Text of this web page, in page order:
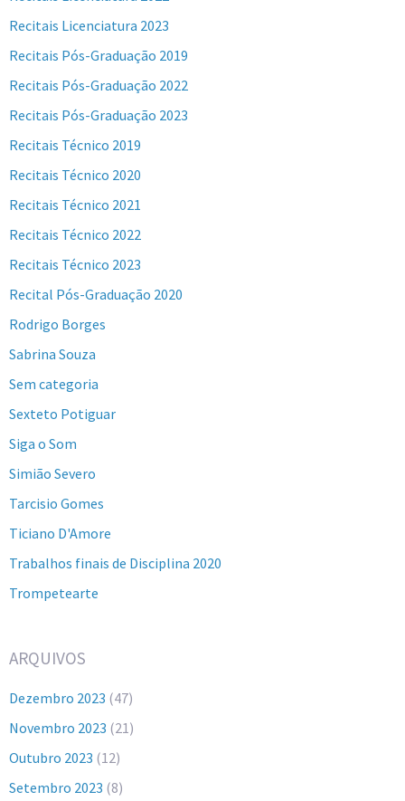
Recitais Licenciatura 2023
Recitais Pós-Graduação 2019
Recitais Pós-Graduação 2022
Recitais Pós-Graduação 2023
Recitais Técnico 2019
Recitais Técnico 2020
Recitais Técnico 2021
Recitais Técnico 2022
Recitais Técnico 2023
Recital Pós-Graduação 2020
Rodrigo Borges
Sabrina Souza
Sem categoria
Sexteto Potiguar
Siga o Som
Simião Severo
Tarcisio Gomes
Ticiano D'Amore
Trabalhos finais de Disciplina 2020
Trompetearte
ARQUIVOS
Dezembro 2023 (47)
Novembro 2023 (21)
Outubro 2023 (12)
Setembro 2023 (8)